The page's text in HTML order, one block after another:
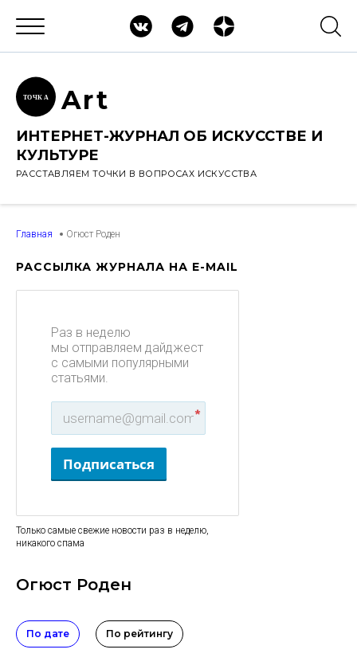
ТОЧК А Art
ИНТЕРНЕТ-ЖУРНАЛ ОБ ИСКУССТВЕ И
КУЛЬТУРЕ
РАССТАВЛЯЕМ ТОЧКИ В ВОПРОСАХ ИСКУССТВА
Главная Огюст Роден
РАССЫЛКА ЖУРНАЛА НА E-MAIL
Раз в неделю
мы отправляем дайджест
с самыми популярными
статьями.
*
Подписаться
Только самые свежие новости раз в неделю,
никакого спама
Огюст Роден
По дате По рейтингу